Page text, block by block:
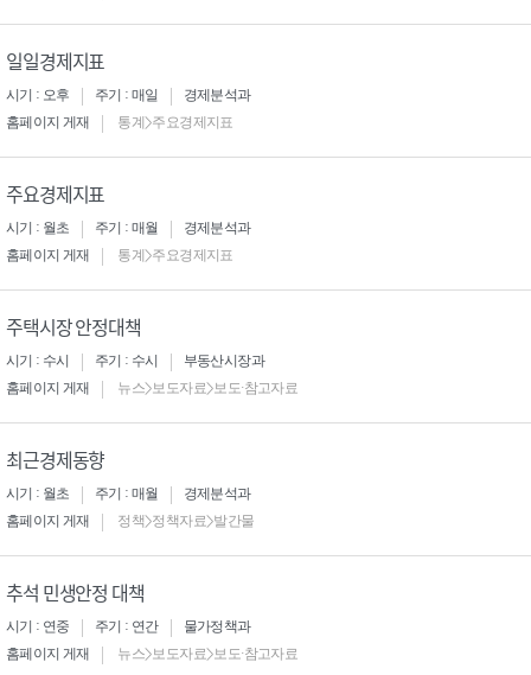
일일경제지표
시기 : 오후 주기 : 매일
경제분석과
홈페이지 게재
통계>주요경제지표
주요경제지표
시기 : 월초 주기 : 매월
경제분석과
홈페이지 게재
통계>주요경제지표
주택시장 안정대책
시기 : 수시 주기 : 수시
부동산시장과
홈페이지 게재
뉴스>보도자료>보도·참고자료
최근경제동향
시기 : 월초 주기 : 매월
경제분석과
홈페이지 게재
정책>정책자료>발간물
추석 민생안정 대책
시기 : 연중 주기 : 연간
물가정책과
홈페이지 게재
뉴스>보도자료>보도·참고자료